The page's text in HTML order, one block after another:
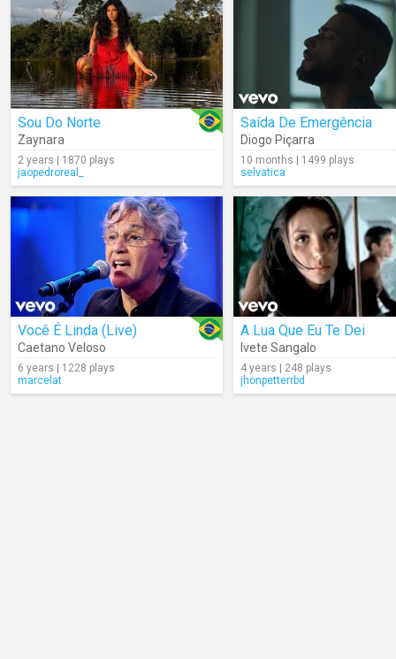
Sou Do Norte
Zaynara
2 years | 1870 plays
jaopedroreal_
Saída De Emergência
Diogo Piçarra
10 months | 1499 plays
selvatica
Você É Linda (Live)
Caetano Veloso
6 years | 1228 plays
marcelat
A Lua Que Eu Te Dei
Ivete Sangalo
4 years | 248 plays
jhonpetterrbd